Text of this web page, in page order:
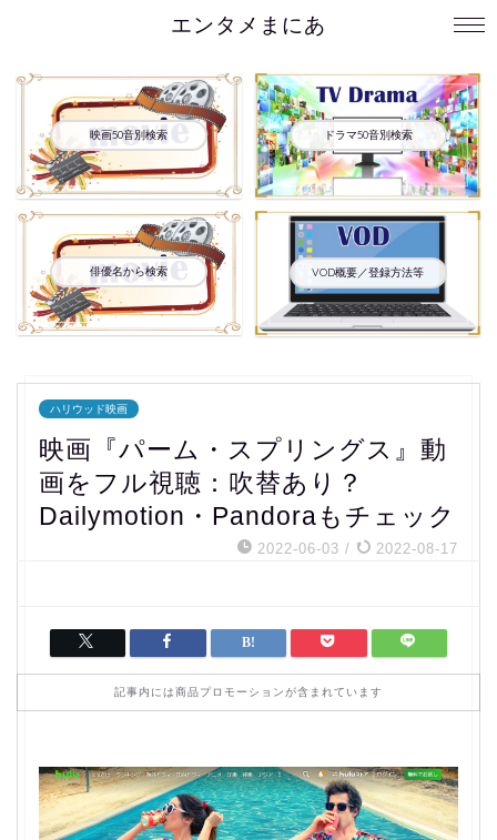
エンタメまにあ
映画50音別検索 ドラマ50音別検索
俳優名から検索 VOD概要／登録方法等
ハリウッド映画
映画『パーム・スプリングス』動
画をフル視聴：吹替あり？
Dailymotion・Pandoraもチェック
2022-06-03 / 2022-08-17
記事内には商品プロモーションが含まれています